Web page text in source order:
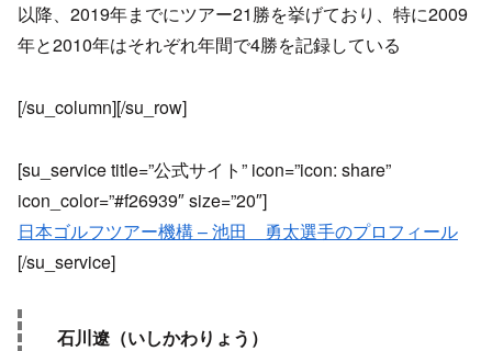
以降、2019年までにツアー21勝を挙げており、特に2009
年と2010年はそれぞれ年間で4勝を記録している
[/su_column][/su_row]
[su_service title=”公式サイト” icon=”icon: share”
icon_color=”#f26939″ size=”20″]
日本ゴルフツアー機構 – 池田 勇太選手のプロフィール
[/su_service]
石川遼（いしかわりょう）